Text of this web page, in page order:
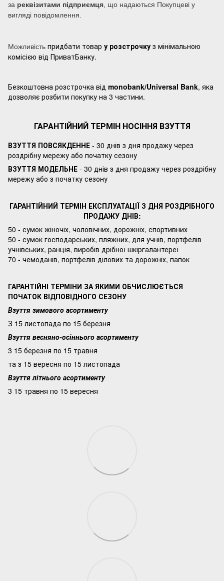
за реквізитами підприємця , що надаються Покупцеві у
вигляді повідомлення.
Можливість придбати товар у розстрочку з мінімальною
комісією від ПриватБанку.
Безкоштовна розстрочка від monobank/Universal Bank, яка
дозволяє розбити покупку на 3 частини.
ГАРАНТІЙНИЙ ТЕРМІН НОСІННЯ ВЗУТТЯ
ВЗУТТЯ ПОВСЯКДЕННЕ - 30 днів з дня продажу через
роздрібну мережу або початку сезону
ВЗУТТЯ МОДЕЛЬНЕ - 30 днів з дня продажу через роздрібну
мережу або з початку сезону
ГАРАНТІЙНИЙ ТЕРМІН ЕКСПЛУАТАЦІЇ З ДНЯ РОЗДРІБНОГО
ПРОДАЖУ ДНІВ:
50 - сумок жіночіх, чоловічних, дорожніх, спортивних
50 - сумок господарських, пляжних, для учнів, портфелів
учнівських, ранція, виробів дрібної шкіргалантереї
70 - чемоданів, портфелів ділових та дорожніх, папок
ГАРАНТІЙНІ ТЕРМІНИ ЗА ЯКИМИ ОБЧИСЛЮЄТЬСЯ
ПОЧАТОК ВІДПОВІДНОГО СЕЗОНУ
Взуття зимового асортименту
З 15 листопада по 15 березня
Взуття весняно-осіннього асортименту
3 15 березня по 15 травня
та з 15 вересня по 15 листопада
Взуття літнього асортименту
3 15 травня по 15 вересня